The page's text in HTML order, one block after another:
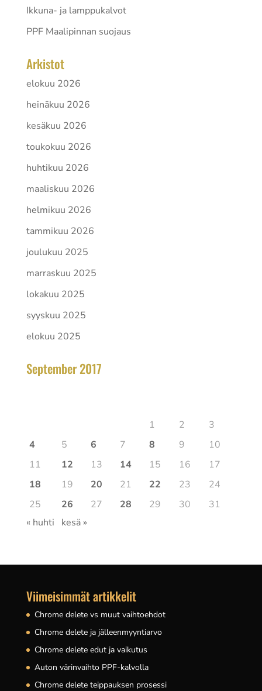
Ikkuna- ja lamppukalvot
PPF Maalipinnan suojaus
Arkistot
elokuu 2026
heinäkuu 2026
kesäkuu 2026
toukokuu 2026
huhtikuu 2026
maaliskuu 2026
helmikuu 2026
tammikuu 2026
joulukuu 2025
marraskuu 2025
lokakuu 2025
syyskuu 2025
elokuu 2025
September 2017
1
2
3
4
5 6 7 8 9
10
11
12 13 14 15 16
17
18
19 20 21 22 23
24
25
26 27 28 29 30
31
« huhti
kesä »
Viimeisimmät artikkelit
Chrome delete vs muut vaihtoehdot
Chrome delete ja jälleenmyyntiarvo
Chrome delete edut ja vaikutus
Auton värinvaihto PPF-kalvolla
Chrome delete teippauksen prosessi